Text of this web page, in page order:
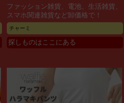
ファッション雑貨、電池、生活雑貨、
スマホ関連雑貨など卸価格で！
チャーミ
探しものはここにある